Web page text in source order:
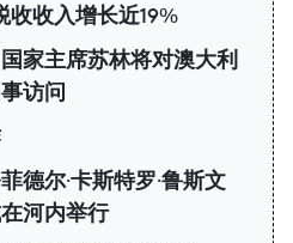
收收入增长近19%
家主席苏林将对澳大利
访问
德尔·卡斯特罗·鲁斯文
河内举行